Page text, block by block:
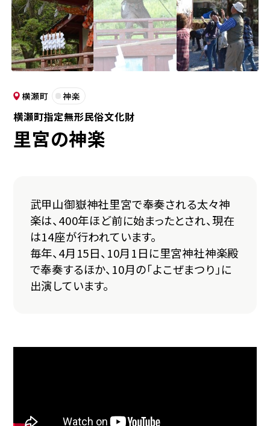
横瀬町 神楽
横瀬町指定無形民俗文化財
里宮の神楽
武甲山御嶽神社里宮で奉奏される太々神
楽は、400年ほど前に始まったとされ、現在
は14座が行われています。
毎年、4月15日、10月1日に里宮神社神楽殿
で奉奏するほか、10月の「よこぜまつり」に
出演しています。